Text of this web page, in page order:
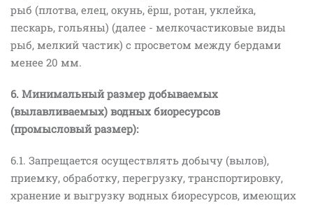
рыб (плотва, елец, окунь, ёрш, ротан, уклейка,
пескарь, гольяны) (далее - мелкочастиковые виды
рыб, мелкий частик) с просветом между бердами
менее 20 мм.
6. Минимальный размер добываемых
(вылавливаемых) водных биоресурсов
(промысловый размер):
6.1. Запрещается осуществлять добычу (вылов),
приемку, обработку, перегрузку, транспортировку,
хранение и выгрузку водных биоресурсов, имеющих